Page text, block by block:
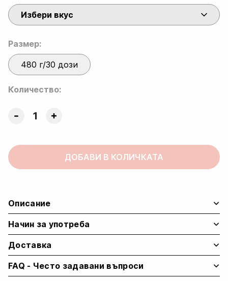
was:
42.00 €.
is:
35.70 €.
Избери вкус
Размер:
480 г/30 дози
Количество:
Говежди
колаген
и
quantity
ДОБАВИ В КОЛИЧКАТА
Описание
Начин за употреба
Доставка
FAQ - Често задавани въпроси